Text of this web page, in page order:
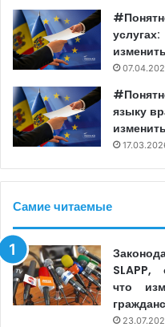
языку
Самие читаемые
SLAPP,
что